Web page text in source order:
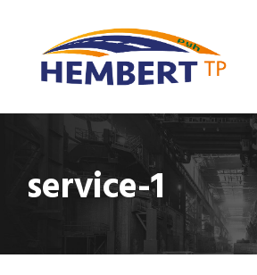
service-1